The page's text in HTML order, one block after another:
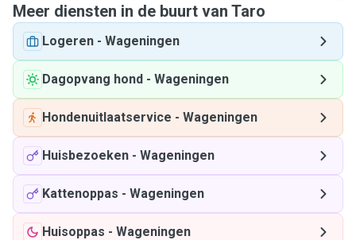
Meer diensten in de buurt van Taro
Logeren - Wageningen
Dagopvang hond - Wageningen
Hondenuitlaatservice - Wageningen
Huisbezoeken - Wageningen
Kattenoppas - Wageningen
Huisoppas - Wageningen